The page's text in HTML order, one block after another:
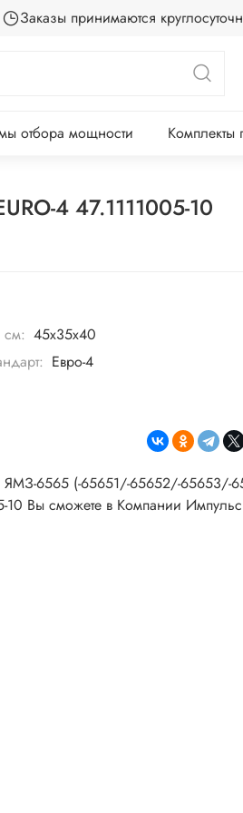
Заказы принимаются
отбора мощности Комплекты
4 47.1111005-10
45х35х40
Евро-4
6565 (-65651/-65652/-65653/-
10 Вы сможете в Компании